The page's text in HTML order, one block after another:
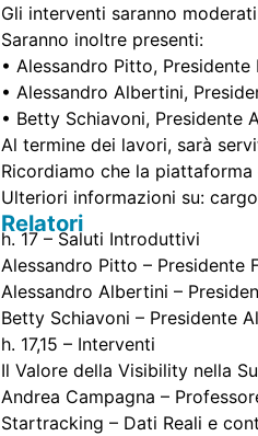
Gli interventi saranno
Saranno inoltre presenti:
• Alessandro Pitto, Presidente
• Alessandro Albertini,
• Betty Schiavoni, Presidente
Al termine dei lavori, sarà
Ricordiamo che la
Ulteriori informazioni su:
Relatori
h. 17 – Saluti Introduttivi
Alessandro Pitto – Presidente
Alessandro Albertini –
Betty Schiavoni – Presidente
h. 17,15 – Interventi
Il Valore della Visibility nella
Andrea Campagna –
Startracking – Dati Reali e